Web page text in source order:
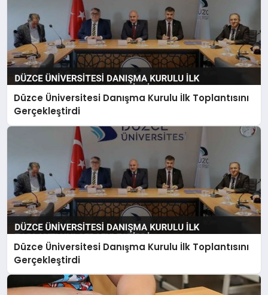
Düzce Üniversitesi Danışma Kurulu İlk Toplantısını
Gerçekleştirdi
Düzce Üniversitesi Danışma Kurulu İlk Toplantısını
Gerçekleştirdi